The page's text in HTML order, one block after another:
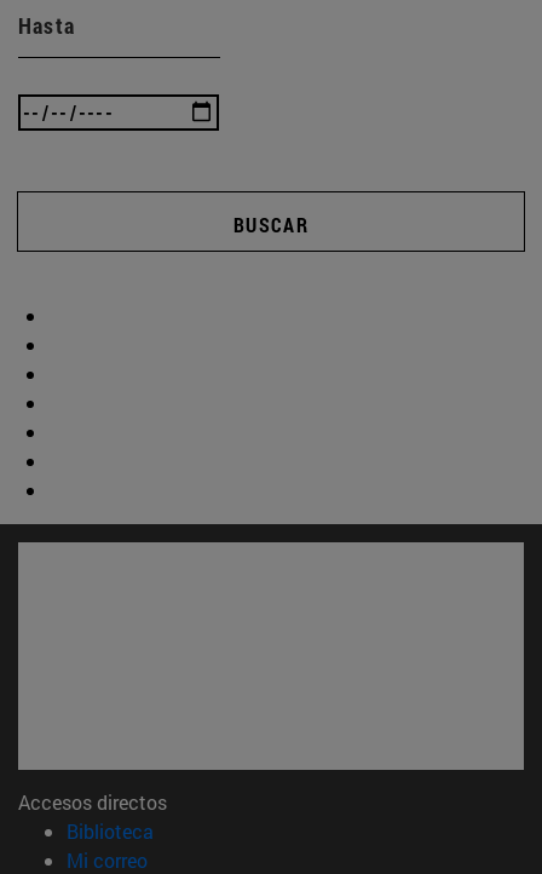
Hasta
BUSCAR
Accesos directos
Biblioteca
Mi correo(abre en nueva ventana)